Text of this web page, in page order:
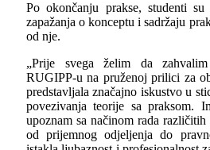
Po okončanju prakse, studenti
zapažanja o konceptu i sadržaju
od nje.
„Prije svega želim da
RUGIPP-u na pruženoj prilici za
predstavljala značajno iskustvo u
povezivanja teorije sa praksom.
upoznam sa načinom rada
od prijemnog odjeljenja do